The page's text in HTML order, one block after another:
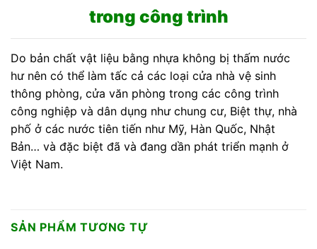
trong công trình
Do bản chất vật liệu bằng nhựa không bị thấm nước
hư nên có thể làm tấc cả các loại cửa nhà vệ sinh
thông phòng, cửa văn phòng trong các công trình
công nghiệp và dân dụng như chung cư, Biệt thự, nhà
phố ở các nước tiên tiến như Mỹ, Hàn Quốc, Nhật
Bản… và đặc biệt đã và đang dần phát triển mạnh ở
Việt Nam.
SẢN PHẨM TƯƠNG TỰ